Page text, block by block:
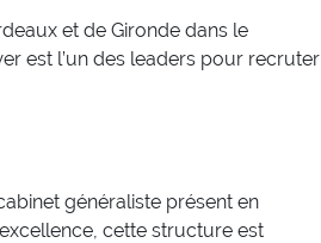
et de Gironde dans le
est l’un des leaders pour recruter
généraliste présent en
cette structure est